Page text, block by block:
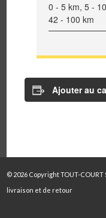
0 - 5 km, 5 -
42 - 100 km
Ajouter au
© 2026 Copyright TOUT-COURT
livraison et de retour